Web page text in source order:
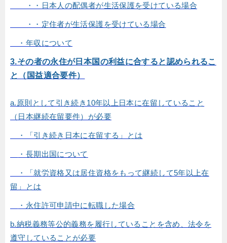
・・日本人の配偶者が生活保護を受けている場合
・・定住者が生活保護を受けている場合
・年収について
3.その者の永住が日本国の利益に合すると認められるこ
と（国益適合要件）
a.原則として引き続き10年以上日本に在留していること
（日本継続在留要件）が必要
・「引き続き日本に在留する」とは
・長期出国について
・「就労資格又は居住資格をもって継続して5年以上在
留」とは
・永住許可申請中に転職した場合
b.納税義務等公的義務を履行していることを含め、法令を
遵守していることが必要